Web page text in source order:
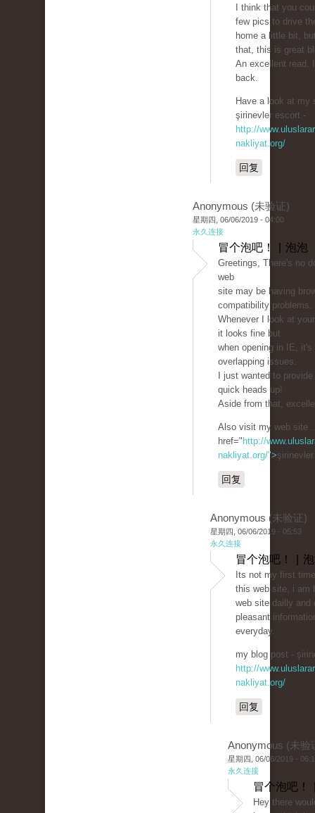
I think that you
few pics to drive
home a little bit,
that, this is great
An excellent read.
back.
Have a look at my
şirinevler escort -
http://
nakliyat.org/
回复
Anonymous (未验证)
星期四, 06/06/2019 - 04:00
永久连接
冒个泡吧！ | 泡泡
Greetings, There's no
web
site may be having
compatibility problems.
Whenever I look at
it looks fine but
when opening in IE, it's
overlapping issues.
I just wanted to
quick heads up!
Aside from that,
Also visit my web site
href=" http://
nakliyat.org/">
回复
Anonymous (未验证)
星期四, 06/06/2019 - 05:53
永久连接
冒个泡吧！ |
Its not my first
this web site, i am
web site dailly and
pleasant
everyday.
my blog post -
http://
nakliyat.org/
回复
Anonymous (未验
星期四, 06/06/2019 -
永久连接
冒个泡吧！
Hey there